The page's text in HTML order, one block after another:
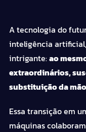
A tecnologia do
inteligência
intrigante:ao
extraordinários,
substituição da
Essa transição em
máquinas